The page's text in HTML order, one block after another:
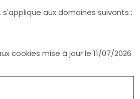
aux domaines suivants :
cookies mise à jour le 11/07/2026